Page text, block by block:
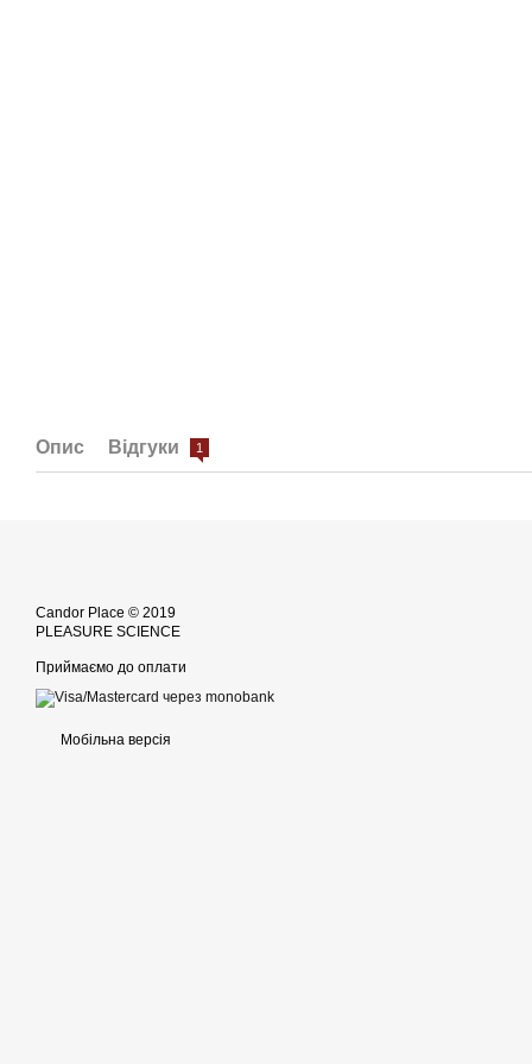
Опис Відгуки 1
Candor Place © 2019
PLEASURE SCIENCE
Приймаємо до оплати
Мобільна версія